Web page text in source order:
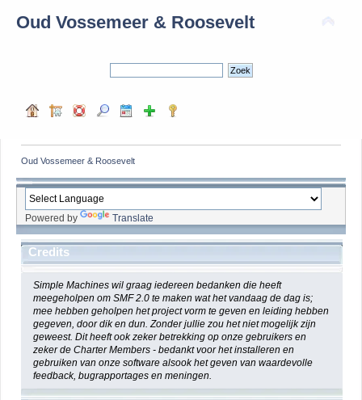
Oud Vossemeer & Roosevelt
Oud Vossemeer & Roosevelt
Powered by Translate
Credits
Simple Machines wil graag iedereen bedanken die heeft
meegeholpen om SMF 2.0 te maken wat het vandaag de dag is;
mee hebben geholpen het project vorm te geven en leiding hebben
gegeven, door dik en dun. Zonder jullie zou het niet mogelijk zijn
geweest. Dit heeft ook zeker betrekking op onze gebruikers en
zeker de Charter Members - bedankt voor het installeren en
gebruiken van onze software alsook het geven van waardevolle
feedback, bugrapportages en meningen.